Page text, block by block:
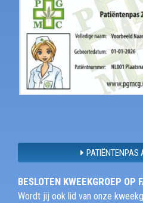
PATIËNTENPAS
BESLOTEN KWEEKGROEP OP
Wordt jij ook lid van onze